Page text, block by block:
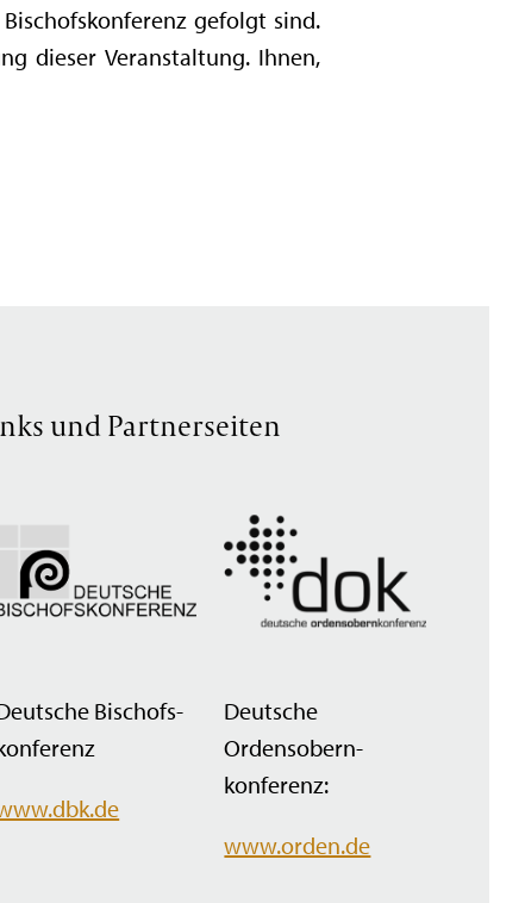
gefolgt sind.
dieser Veranstaltung. Ihnen,
und Partnerseiten
Bischofs­
Deutsche
Ordensobern­
konferenz:
www.orden.de